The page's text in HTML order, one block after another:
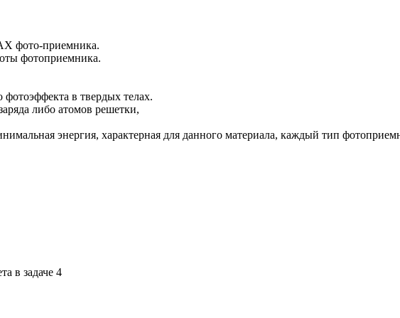
фото-приемника.
фотоприемника.
в твердых телах.
либо атомов решетки,
энергия, характерная для данного материала, каждый тип
в задаче 4